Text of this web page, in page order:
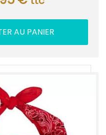
AU PANIER